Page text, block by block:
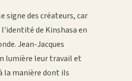
signe des créateurs, car
de Kinshasa en
Jean-Jacques
lumière leur travail et
la manière dont ils